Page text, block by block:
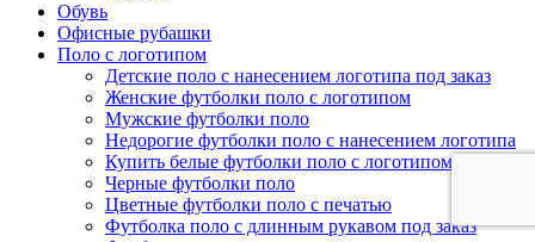
Обувь
Офисные рубашки
Поло с логотипом
Детские поло с нанесением логотипа под заказ
Женские футболки поло с логотипом
Мужские футболки поло
Недорогие футболки поло с нанесением логотипа
Купить белые футболки поло с логотипом
Черные футболки поло
Цветные футболки поло с печатью
Футболка поло с длинным рукавом под заказ